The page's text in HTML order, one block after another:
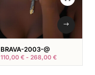
BRAVA-2003-@
110,00 € - 268,00 €